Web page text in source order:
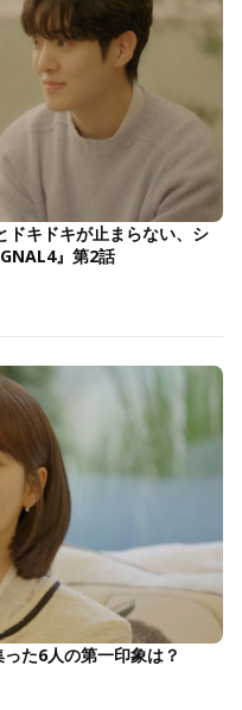
キドキが止まらない、シ
』第2話
た6人の第一印象は？